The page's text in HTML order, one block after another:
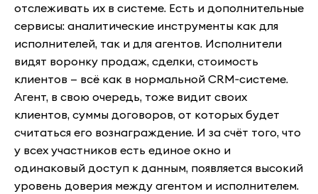
отслеживать их в системе. Есть и дополнительные
сервисы: аналитические инструменты как для
исполнителей, так и для агентов. Исполнители
видят воронку продаж, сделки, стоимость
клиентов — всё как в нормальной CRM‑системе.
Агент, в свою очередь, тоже видит своих
клиентов, суммы договоров, от которых будет
считаться его вознаграждение. И за счёт того, что
у всех участников есть единое окно и
одинаковый доступ к данным, появляется высокий
уровень доверия между агентом и исполнителем.